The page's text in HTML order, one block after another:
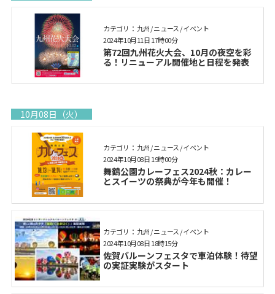
カテゴリ： 九州 / ニュース / イベント
第72回九州花火大会、10月の夜空を彩
る！リニューアル開催地と日程を発表
2024年10月11日 17時00分
10月08日（火）
カテゴリ： 九州 / ニュース / イベント
舞鶴公園カレーフェス2024秋：カレー
とスイーツの祭典が今年も開催！
2024年10月08日 19時00分
カテゴリ： 九州 / ニュース / イベント
佐賀バルーンフェスタで車泊体験！待望
の実証実験がスタート
2024年10月08日 18時15分